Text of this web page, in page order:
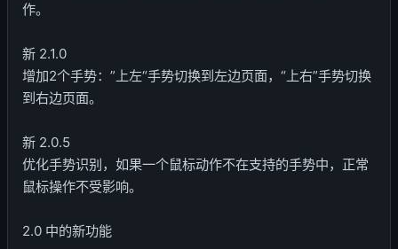
作。
新 2.1.0
增加2个手势：”上左“手势切换到左边页面，“上右”手势切换
到右边页面。
新 2.0.5
优化手势识别，如果一个鼠标动作不在支持的手势中，正常
鼠标操作不受影响。
2.0 中的新功能